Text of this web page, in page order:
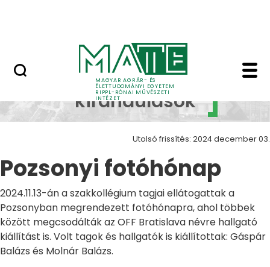
MAGYAR AGRÁR- ÉS
ÉLETTUDOMÁNYI EGYETEM
RIPPL-RÓNAI MŰVÉSZETI
INTÉZET
Pozsonyi fotóhónap
Szakmai
kirándulások
Utolsó frissítés: 2024 december 03.
Pozsonyi fotóhónap
2024.11.13-án a szakkollégium tagjai ellátogattak a
Pozsonyban megrendezett fotóhónapra, ahol többek
között megcsodálták az OFF Bratislava névre hallgató
kiállítást is. Volt tagok és hallgatók is kiállítottak: Gáspár
Balázs és Molnár Balázs.